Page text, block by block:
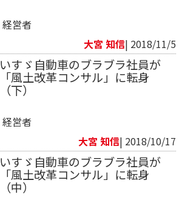
経営者
大宮 知信| 2018/11/5
いすゞ自動車のブラブラ社員が
「風土改革コンサル」に転身
（下）
経営者
大宮 知信| 2018/10/17
いすゞ自動車のブラブラ社員が
「風土改革コンサル」に転身
（中）​